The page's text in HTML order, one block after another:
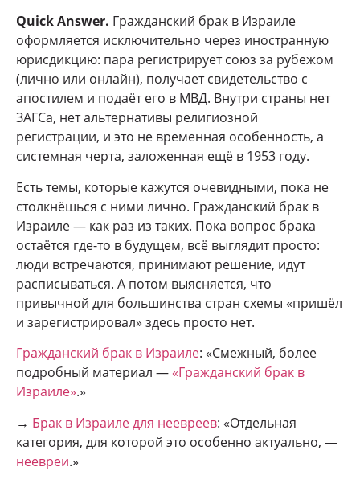
Quick Answer. Гражданский брак в Израиле
оформляется исключительно через иностранную
юрисдикцию: пара регистрирует союз за рубежом
(лично или онлайн), получает свидетельство с
апостилем и подаёт его в МВД. Внутри страны нет
ЗАГСа, нет альтернативы религиозной
регистрации, и это не временная особенность, а
системная черта, заложенная ещё в 1953 году.
Есть темы, которые кажутся очевидными, пока не
столкнёшься с ними лично. Гражданский брак в
Израиле — как раз из таких. Пока вопрос брака
остаётся где-то в будущем, всё выглядит просто:
люди встречаются, принимают решение, идут
расписываться. А потом выясняется, что
привычной для большинства стран схемы «пришёл
и зарегистрировал» здесь просто нет.
Гражданский брак в Израиле: «Смежный, более
подробный материал — «Гражданский брак в
Израиле».»
→ Брак в Израиле для неевреев: «Отдельная
категория, для которой это особенно актуально, —
неевреи.»